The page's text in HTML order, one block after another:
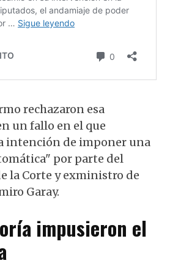
rechazaron esa
un fallo en el que
intención de imponer una
por parte del
la Corte y exministro de
Garay.
impusieron el